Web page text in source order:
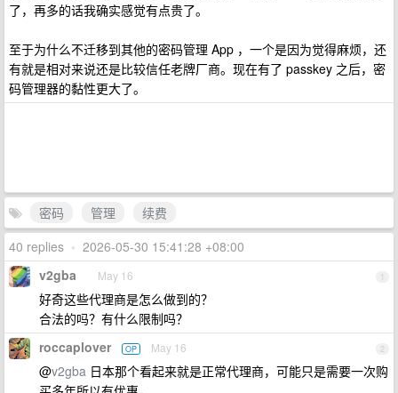
了，再多的话我确实感觉有点贵了。
至于为什么不迁移到其他的密码管理 App ，一个是因为觉得麻烦，还
有就是相对来说还是比较信任老牌厂商。现在有了 passkey 之后，密
码管理器的黏性更大了。
密码 管理
续费
40 replies • 2026-05-30 15:41:28 +08:00
1
v2gba May 16
好奇这些代理商是怎么做到的？
合法的吗？有什么限制吗？
2
roccaplover OP May 16
@v2gba 日本那个看起来就是正常代理商，可能只是需要一次购